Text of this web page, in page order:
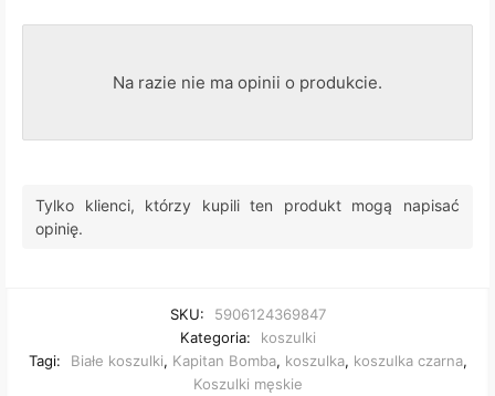
Na razie nie ma opinii o produkcie.
Tylko klienci, którzy kupili ten produkt mogą napisać
opinię.
SKU:
5906124369847
Kategoria:
koszulki
Tagi:
Białe koszulki, Kapitan Bomba, koszulka, koszulka czarna,
Koszulki męskie